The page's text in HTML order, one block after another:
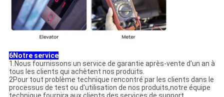
6Notre service
1.Nous fournissons un service de garantie après-vente d'un an à
tous les clients qui achètent nos produits.
2Pour tout problème technique rencontré par les clients dans le
processus de test ou d'utilisation de nos produits,notre équipe